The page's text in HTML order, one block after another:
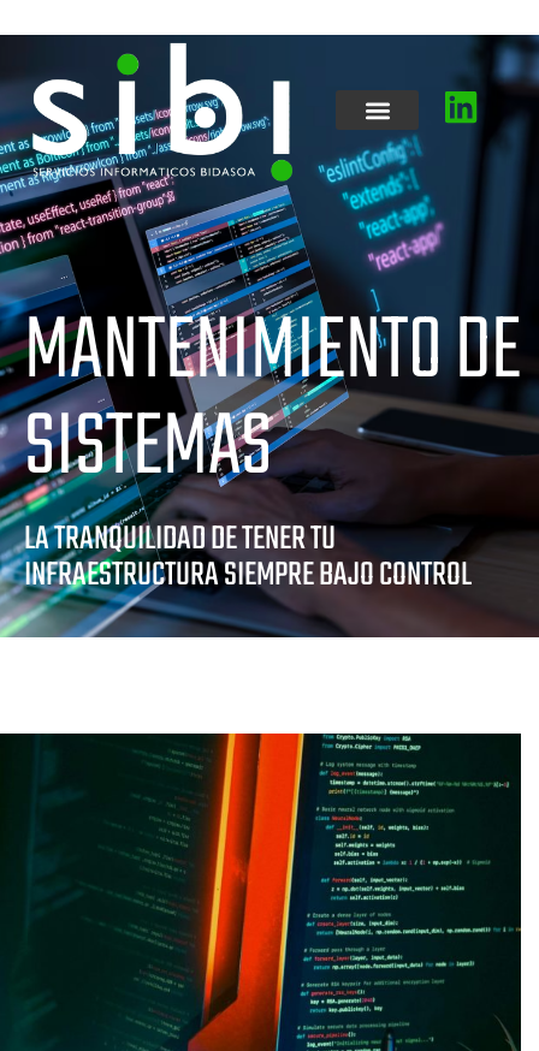
MANTENIMIENTO DE
SISTEMAS
LA TRANQUILIDAD DE TENER TU
INFRAESTRUCTURA SIEMPRE BAJO CONTROL